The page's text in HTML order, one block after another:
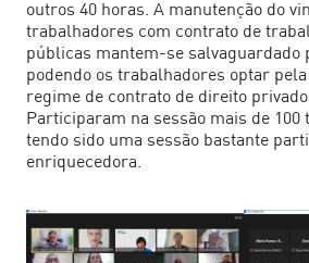
outros 40 horas. A manutenção do
trabalhadores com contrato de
públicas mantem-se salvaguardado
podendo os trabalhadores optar
regime de contrato de direito
Participaram na sessão mais de 100
tendo sido uma sessão bastante
enriquecedora.